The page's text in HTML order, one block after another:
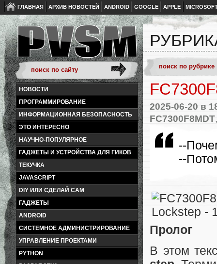
ГЛАВНАЯ АРХИВ НОВОСТЕЙ ANDROID GOOGLE APPLE
НОВОСТИ
ПРОГРАММИРОВАНИЕ
ИНФОРМАЦИОННАЯ БЕЗОПАСНОСТЬ
ЭТО ИНТЕРЕСНО
НАУЧНО-ПОПУЛЯРНОЕ
ГАДЖЕТЫ И УСТРОЙСТВА ДЛЯ ГИКОВ
ТЕКУЧКА
JAVASCRIPT
DIY ИЛИ СДЕЛАЙ САМ
ГАДЖЕТЫ
ANDROID
СИСТЕМНОЕ АДМИНИСТРИРОВАНИЕ
УПРАВЛЕНИЕ ПРОЕКТАМИ
PYTHON
2025-06-20 в
FC7300F8MDT
--
--
Пролог
В этом